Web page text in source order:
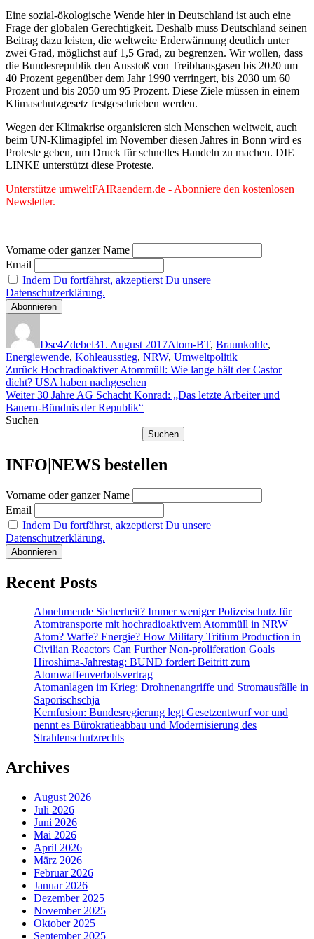
Eine sozial-ökologische Wende hier in Deutschland ist auch eine
Frage der globalen Gerechtigkeit. Deshalb muss Deutschland seinen
Beitrag dazu leisten, die weltweite Erderwärmung deutlich unter
zwei Grad, möglichst auf 1,5 Grad, zu begrenzen. Wir wollen, dass
die Bundesrepublik den Ausstoß von Treibhausgasen bis 2020 um
40 Prozent gegenüber dem Jahr 1990 verringert, bis 2030 um 60
Prozent und bis 2050 um 95 Prozent. Diese Ziele müssen in einem
Klimaschutzgesetz festgeschrieben werden.
Wegen der Klimakrise organisieren sich Menschen weltweit, auch
beim UN-Klimagipfel im November diesen Jahres in Bonn wird es
Proteste geben, um Druck für schnelles Handeln zu machen. DIE
LINKE unterstützt diese Proteste.
Unterstütze umweltFAIRaendern.de - Abonniere den kostenlosen
Newsletter.
Vorname oder ganzer Name
Email
Indem Du fortfährst, akzeptierst Du unsere
Datenschutzerklärung.
Dse4Zdebel31. August 2017Atom-BT, Braunkohle,
Energiewende, Kohleausstieg, NRW, Umweltpolitik
Beitragsnavigation
Zurück Vorheriger
Beitrag:
Hochradioaktiver Atommüll: Wie lange hält der Castor
dicht? USA haben nachgesehen
Weiter Nächster
Beitrag:
30 Jahre AG Schacht Konrad: „Das letzte Arbeiter und
Bauern-Bündnis der Republik“
Suchen
Suchen
INFO|NEWS bestellen
Vorname oder ganzer Name
Email
Indem Du fortfährst, akzeptierst Du unsere
Datenschutzerklärung.
Recent Posts
Abnehmende Sicherheit? Immer weniger Polizeischutz für
Atomtransporte mit hochradioaktivem Atommüll in NRW
Atom? Waffe? Energie? How Military Tritium Production in
Civilian Reactors Can Further Non-proliferation Goals
Hiroshima-Jahrestag: BUND fordert Beitritt zum
Atomwaffenverbotsvertrag
Atomanlagen im Krieg: Drohnenangriffe und Stromausfälle in
Saporischschja
Kernfusion: Bundesregierung legt Gesetzentwurf vor und
nennt es Bürokratieabbau und Modernisierung des
Strahlenschutzrechts
Archives
August 2026
Juli 2026
Juni 2026
Mai 2026
April 2026
März 2026
Februar 2026
Januar 2026
Dezember 2025
November 2025
Oktober 2025
September 2025